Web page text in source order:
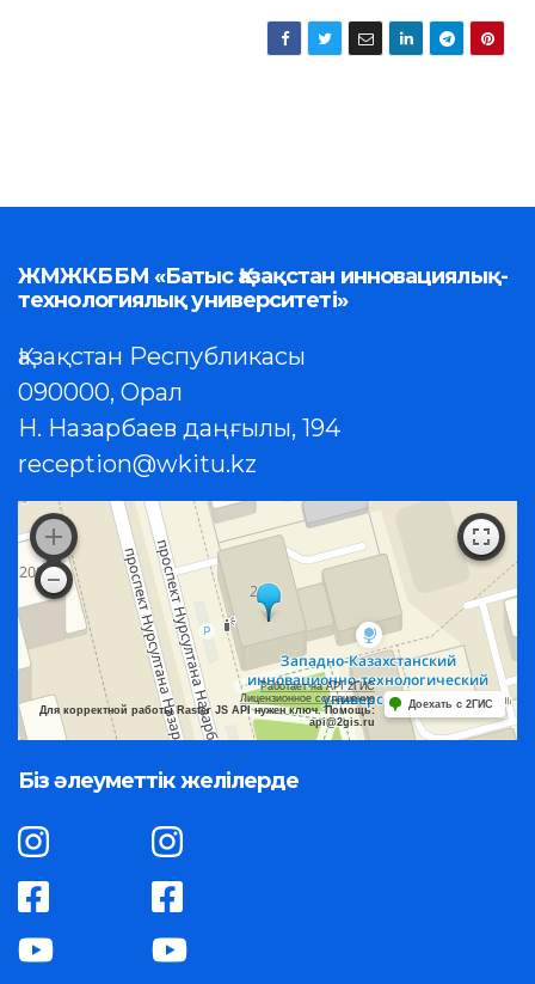
ЖМЖКББМ «Батыс Қазақстан инновациялық-
технологиялық университеті»
Қазақстан Республикасы
090000, Орал
Н. Назарбаев даңғылы, 194
reception@wkitu.kz
Работает на API 2ГИС
Лицензионное соглашение
Для корректной работы Raster JS API нужен ключ. Помощь:
api@2gis.ru
Доехать с 2ГИС
Біз әлеуметтік желілерде